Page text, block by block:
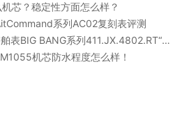
芯？稳定性方面怎么样？
系列AC02复刻表评测
系列411.JX.4802.RT“全透明腕表”复刻版评测
机芯防水程度怎么样！